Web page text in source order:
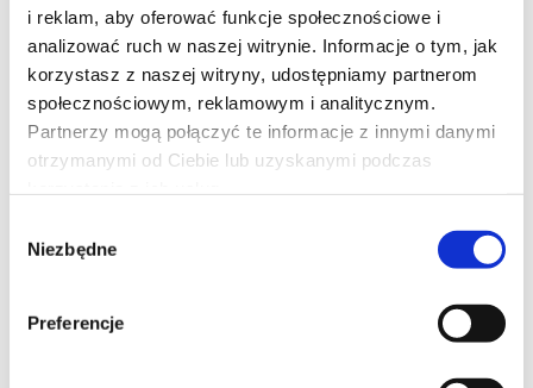
i reklam, aby oferować funkcje społecznościowe i
analizować ruch w naszej witrynie. Informacje o tym, jak
korzystasz z naszej witryny, udostępniamy partnerom
społecznościowym, reklamowym i analitycznym.
Partnerzy mogą połączyć te informacje z innymi danymi
otrzymanymi od Ciebie lub uzyskanymi podczas
zgody
Niezbędne
Preferencje
KUROZAJĄC I ŚWIĄTYNIA
ŚWISTAKA
Gdy wyjątkowy pół kurczak, pół zając odkrywa, że nie jest sam i
ma siostrę, a cały gatunek kurozająców potrzebuje ratunku,
wyrusza w ryzykowną podróż do legendarnej Świątyni Świstaka.
niebezpieczna droga, przeciwnicy gotowi na wszystko i decyzja,